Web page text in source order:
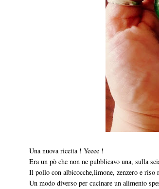
Una nuova ricetta ! Yeeee !
Era un pò che non ne pubblicavo una, sulla
Il pollo con albicocche,limone, zenzero e riso
Un modo diverso per cucinare un alimento